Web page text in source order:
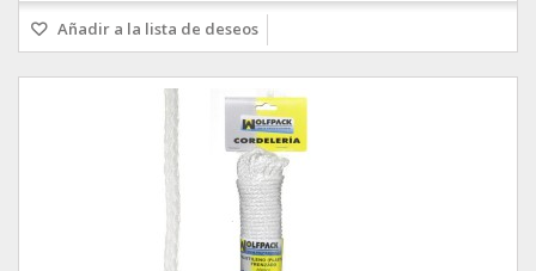
Añadir a la lista de deseos